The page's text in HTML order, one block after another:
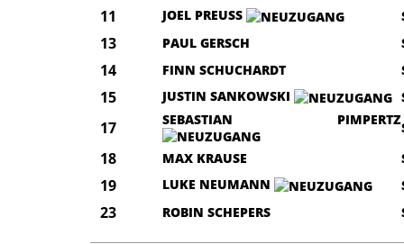
11 JOEL PREUSS
13 PAUL GERSCH
14 FINN SCHUCHARDT
15 JUSTIN SANKOWSKI
17 SEBASTIAN PIMPERTZ
18 MAX KRAUSE
19 LUKE NEUMANN
23 ROBIN SCHEPERS